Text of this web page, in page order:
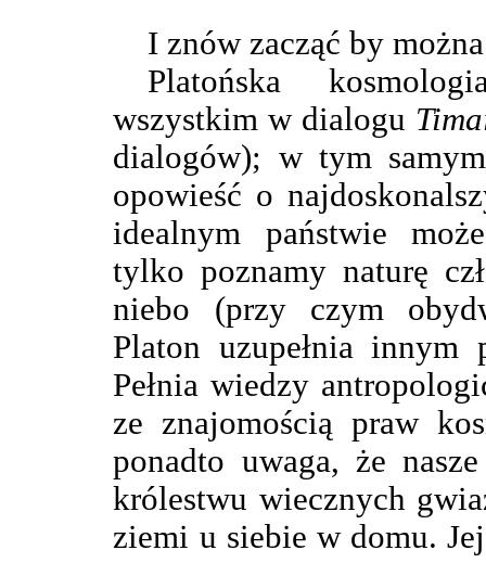
I znów zacząć by
Platońska
wszystkim w dialogu
dialogów); w tym
opowieść o
idealnym państwie
tylko poznamy naturę
niebo (przy czym
Platon uzupełnia innym
Pełnia wiedzy
ze znajomością praw
ponadto uwaga, że
królestwu wiecznych
ziemi u siebie w domu.